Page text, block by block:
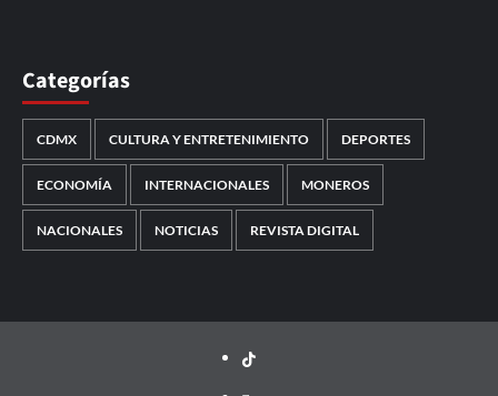
Categorías
CDMX CULTURA Y ENTRETENIMIENTO DEPORTES
ECONOMÍA INTERNACIONALES MONEROS
NACIONALES NOTICIAS REVISTA DIGITAL
TikTok